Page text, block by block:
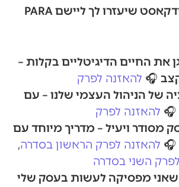
📌 פרקים מהפודקאסט שיעזרו לך ליישם PARA
את החיים הדיגיטליים בקלות –
🎧 להאזנה לפרק
של הניהול העצמי שלנו – עם
🎧 להאזנה לפרק
מסודר ויעיל – מדריך מיוחד עם
🎧 להאזנה לפרק הראשון בסדרה,
השני בסדרה
שאני מפסיקה לעשות בעסק שלי